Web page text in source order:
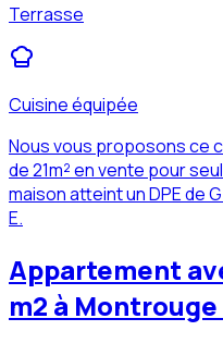
Terrasse
Cuisine équipée
Nous vous proposons ce
de 21m² en vente pour
maison atteint un DPE de
E.
Appartement
m2 à Montrouge